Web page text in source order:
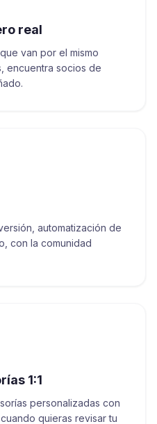
real
van por el mismo
encuentra socios de
automatización de
con la comunidad
1:1
personalizadas con
quieras revisar tu